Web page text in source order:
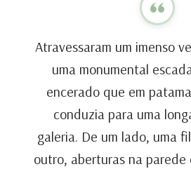
Atravessaram um imenso
uma monumental
encerado que em
conduzia para uma
galeria. De um lado, uma
outro, aberturas na parede